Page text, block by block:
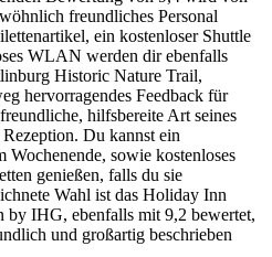
freundliches Personal
ein kostenloser Shuttle
WLAN werden dir ebenfalls
Historic Nature Trail,
hervorragendes Feedback für
hilfsbereite Art seines
Rezeption. Du kannst ein
Wochenende, sowie kostenloses
genießen, falls du sie
Wahl ist das Holiday Inn
IHG, ebenfalls mit 9,2 bewertet,
und großartig beschrieben